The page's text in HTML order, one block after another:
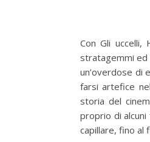
Con Gli uccelli,
stratagemmi ed
un’overdose di
farsi artefice
storia del
proprio di
capillare, fino al